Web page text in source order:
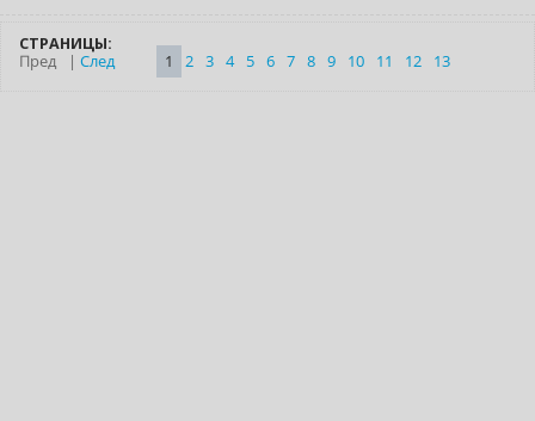
СТРАНИЦЫ:
Пред
| След 1 2 3 4 5 6 7 8 9 10 11 12 13